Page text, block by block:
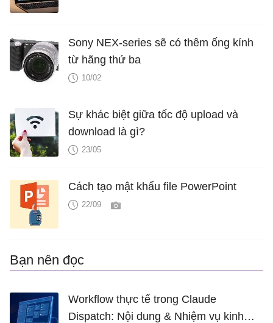
Sony NEX-series sẽ có thêm ống kính
từ hãng thứ ba
10/02
Sự khác biệt giữa tốc độ upload và
download là gì?
23/05
Cách tạo mật khẩu file PowerPoint
22/09
Bạn nên đọc
Workflow thực tế trong Claude
Dispatch: Nội dung & Nhiệm vụ kinh